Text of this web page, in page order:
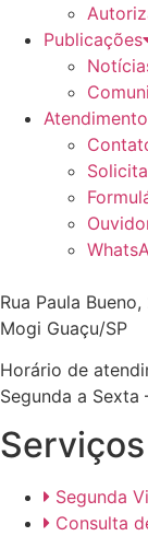
Publicações
Atendimento
Rua Paula
Mogi Guaçu/SP
Horário de
Segunda a Sexta
Serviços
Segunda
Consulta